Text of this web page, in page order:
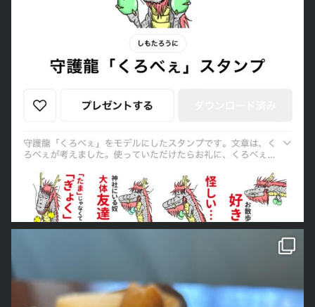
今日で最後になります
くろ